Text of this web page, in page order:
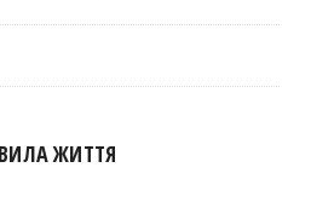
Княжа доба
ЖИТТЯ